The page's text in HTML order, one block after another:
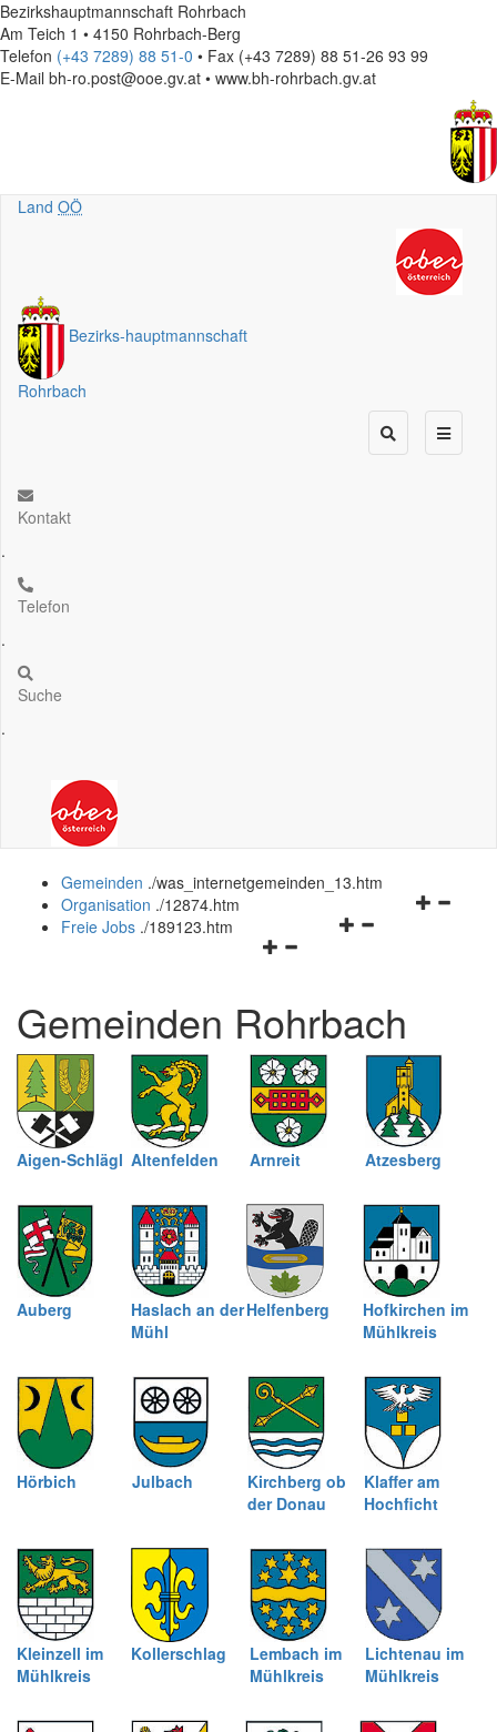
Bezirkshauptmannschaft Rohrbach
Am Teich 1 • 4150 Rohrbach-Berg
Telefon (+43 7289) 88 51-0 • Fax (+43 7289) 88 51-26 93 99
E-Mail bh-ro.post@ooe.gv.at • www.bh-rohrbach.gv.at
Land OÖ
Bezirks-hauptmannschaft
Rohrbach
Kontakt
.
Telefon
.
Suche
.
Gemeinden ./was_internetgemeinden_13.htm
Navigationsmenü
Organisation ./12874.htm
Navigationsmenü
schließen
Freie Jobs ./189123.htm
Gemeinden Rohrbach
Aigen-Schlägl Altenfelden Arnreit Atzesberg
Auberg
Haslach an der
Mühl
Helfenberg
Hofkirchen im
Mühlkreis
Hörbich Julbach
Kirchberg ob
der Donau
Klaffer am
Hochficht
Kleinzell im
Mühlkreis
Kollerschlag
Lembach im
Mühlkreis
Lichtenau im
Mühlkreis